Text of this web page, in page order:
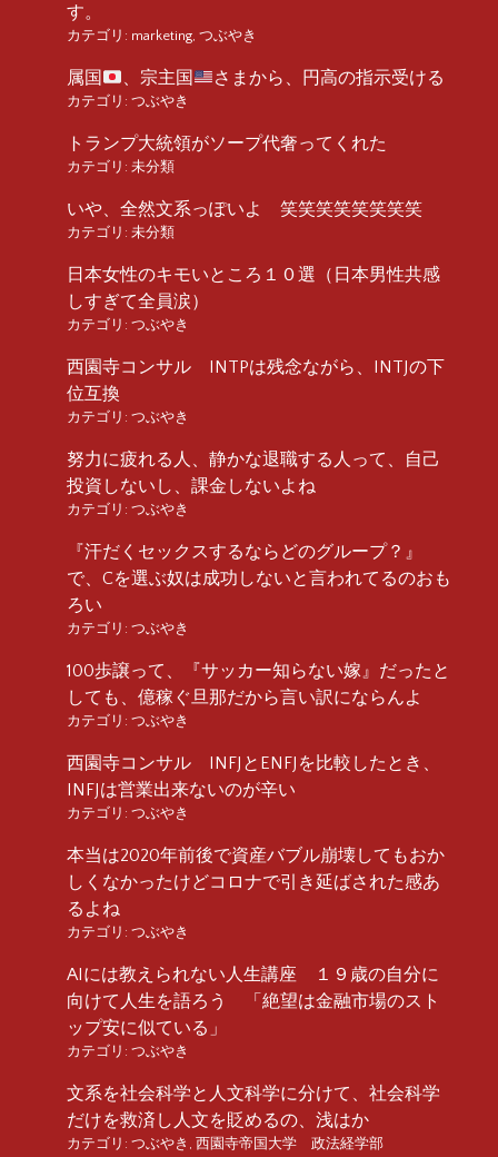
す。
カテゴリ: marketing, つぶやき
属国 、宗主国 さまから、円高の指示受ける
カテゴリ: つぶやき
トランプ大統領がソープ代奢ってくれた
カテゴリ: 未分類
いや、全然文系っぽいよ 笑笑笑笑笑笑笑笑
カテゴリ: 未分類
日本女性のキモいところ１０選（日本男性共感
しすぎて全員涙）
カテゴリ: つぶやき
西園寺コンサル INTPは残念ながら、INTJの下
位互換
カテゴリ: つぶやき
努力に疲れる人、静かな退職する人って、自己
投資しないし、課金しないよね
カテゴリ: つぶやき
『汗だくセックスするならどのグループ？』
で、Cを選ぶ奴は成功しないと言われてるのおも
ろい
カテゴリ: つぶやき
100歩譲って、『サッカー知らない嫁』だったと
しても、億稼ぐ旦那だから言い訳にならんよ
カテゴリ: つぶやき
西園寺コンサル INFJとENFJを比較したとき、
INFJは営業出来ないのが辛い
カテゴリ: つぶやき
本当は2020年前後で資産バブル崩壊してもおか
しくなかったけどコロナで引き延ばされた感あ
るよね
カテゴリ: つぶやき
AIには教えられない人生講座 １９歳の自分に
向けて人生を語ろう 「絶望は金融市場のスト
ップ安に似ている」
カテゴリ: つぶやき
文系を社会科学と人文科学に分けて、社会科学
だけを救済し人文を貶めるの、浅はか
カテゴリ: つぶやき , 西園寺帝国大学 政法経学部